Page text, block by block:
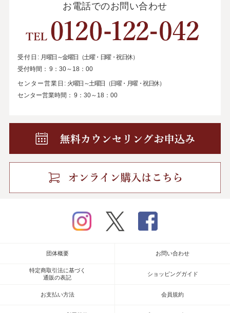
お電話でのお問い合わせ
受付日: 月曜日～金曜日（土曜・日曜・祝日休）
受付時間： 9：30～18：00
センター営業日: 火曜日～土曜日（日曜・月曜・祝日休）
センター営業時間： 9：30～18：00
instagram
団体概要 お問い合わせ
特定商取引法に基づく
通販の表記
ショッピングガイド
お支払い方法 会員規約